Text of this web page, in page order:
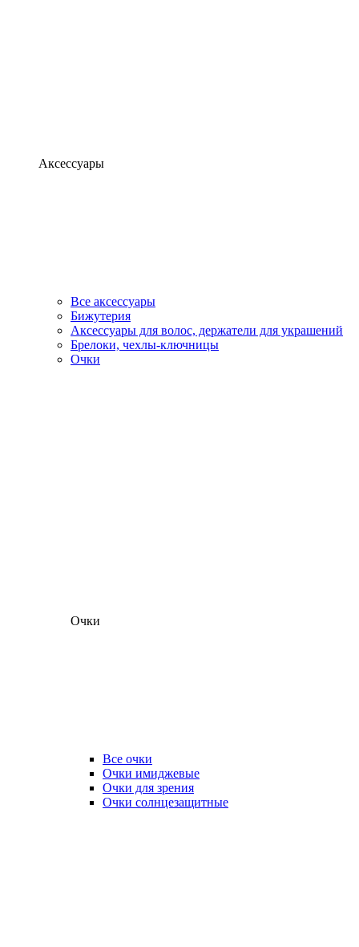
Аксессуары
Все аксессуары
Бижутерия
Аксессуары для волос, держатели для украшений
Брелоки, чехлы-ключницы
Очки
Очки
Все очки
Очки имиджевые
Очки для зрения
Очки солнцезащитные